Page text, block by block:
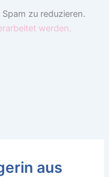
zu reduzieren.
werden.
aus